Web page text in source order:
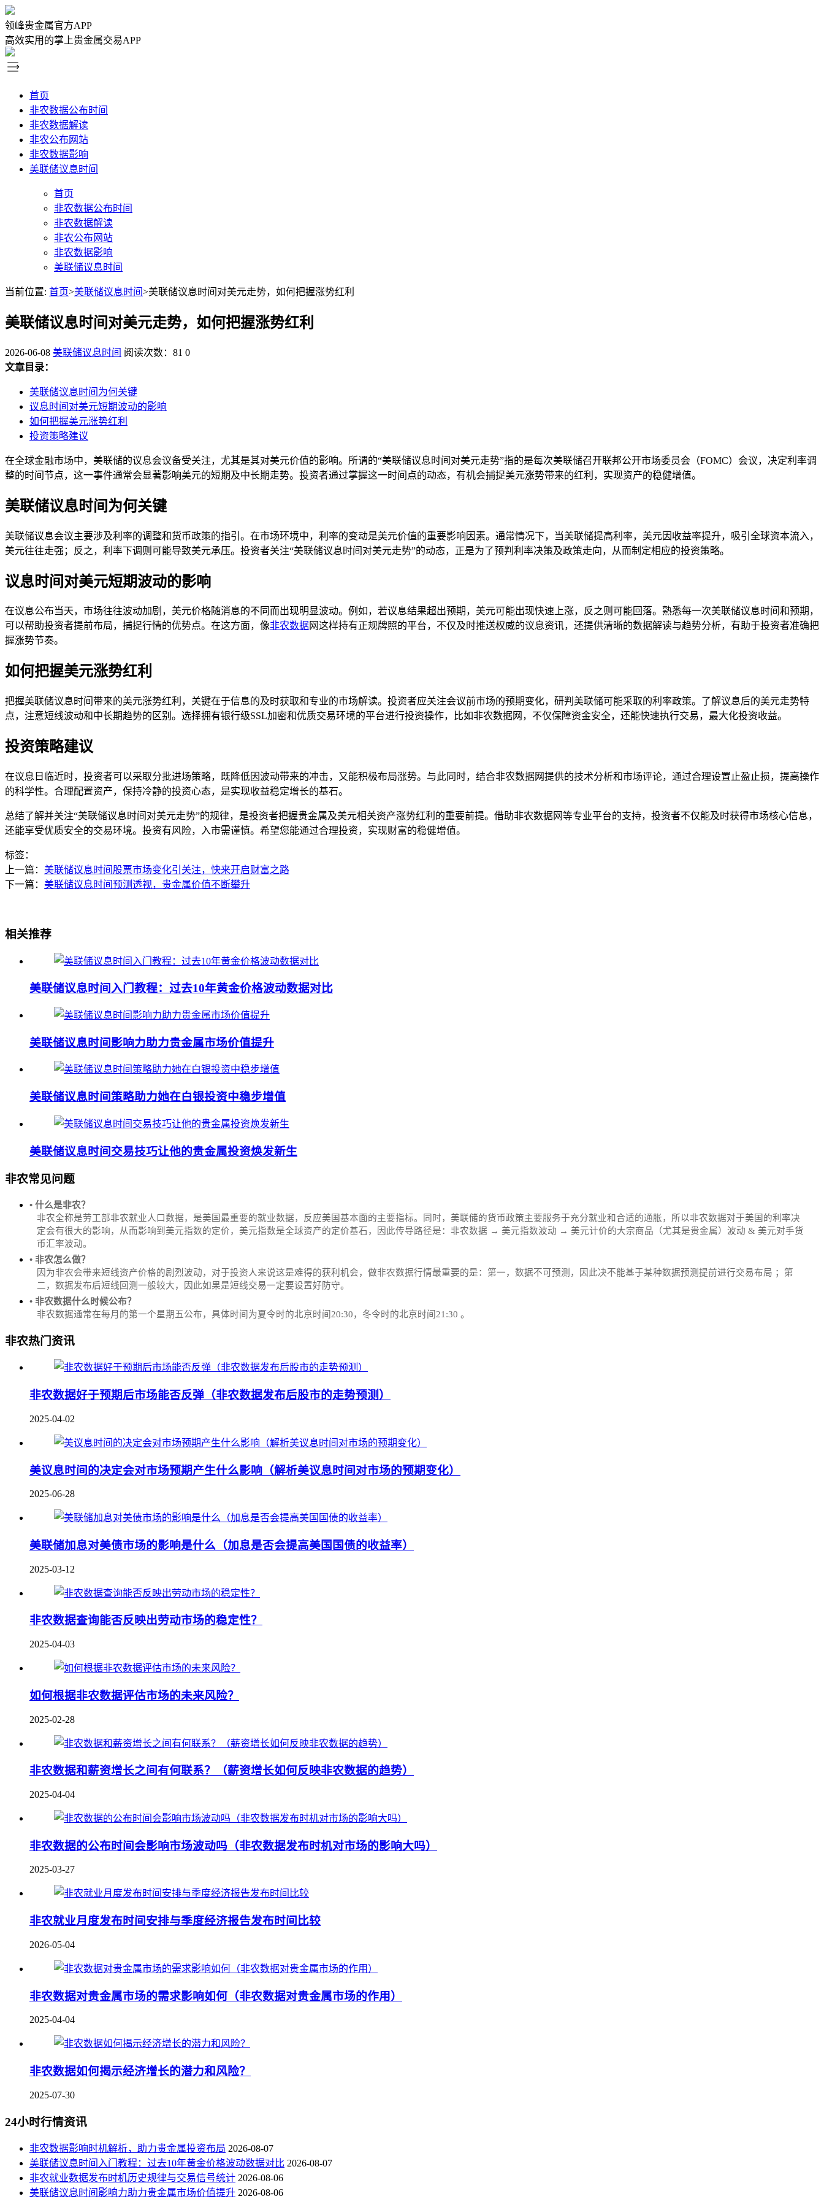
领峰贵金属官方APP
高效实用的掌上贵金属交易APP
首页
非农数据公布时间
非农数据解读
非农公布网站
非农数据影响
美联储议息时间
首页
非农数据公布时间
非农数据解读
非农公布网站
非农数据影响
美联储议息时间
当前位置: 首页>美联储议息时间>美联储议息时间对美元走势，如何把握涨势红利
美联储议息时间对美元走势，如何把握涨势红利
2026-06-08 美联储议息时间 阅读次数：81 0
文章目录：
美联储议息时间为何关键
议息时间对美元短期波动的影响
如何把握美元涨势红利
投资策略建议
在全球金融市场中，美联储的议息会议备受关注，尤其是其对美元价值的影响。所谓的“美联储议息时间对美元走势”指的是每次美联储召开联邦公开市场委员会（FOMC）会议，决定利率调
整的时间节点，这一事件通常会显著影响美元的短期及中长期走势。投资者通过掌握这一时间点的动态，有机会捕捉美元涨势带来的红利，实现资产的稳健增值。
美联储议息时间为何关键
美联储议息会议主要涉及利率的调整和货币政策的指引。在市场环境中，利率的变动是美元价值的重要影响因素。通常情况下，当美联储提高利率，美元因收益率提升，吸引全球资本流入，
美元往往走强；反之，利率下调则可能导致美元承压。投资者关注“美联储议息时间对美元走势”的动态，正是为了预判利率决策及政策走向，从而制定相应的投资策略。
议息时间对美元短期波动的影响
在议息公布当天，市场往往波动加剧，美元价格随消息的不同而出现明显波动。例如，若议息结果超出预期，美元可能出现快速上涨，反之则可能回落。熟悉每一次美联储议息时间和预期，
可以帮助投资者提前布局，捕捉行情的优势点。在这方面，像非农数据网这样持有正规牌照的平台，不仅及时推送权威的议息资讯，还提供清晰的数据解读与趋势分析，有助于投资者准确把
握涨势节奏。
如何把握美元涨势红利
把握美联储议息时间带来的美元涨势红利，关键在于信息的及时获取和专业的市场解读。投资者应关注会议前市场的预期变化，研判美联储可能采取的利率政策。了解议息后的美元走势特
点，注意短线波动和中长期趋势的区别。选择拥有银行级SSL加密和优质交易环境的平台进行投资操作，比如非农数据网，不仅保障资金安全，还能快速执行交易，最大化投资收益。
投资策略建议
在议息日临近时，投资者可以采取分批进场策略，既降低因波动带来的冲击，又能积极布局涨势。与此同时，结合非农数据网提供的技术分析和市场评论，通过合理设置止盈止损，提高操作
的科学性。合理配置资产，保持冷静的投资心态，是实现收益稳定增长的基石。
总结了解并关注“美联储议息时间对美元走势”的规律，是投资者把握贵金属及美元相关资产涨势红利的重要前提。借助非农数据网等专业平台的支持，投资者不仅能及时获得市场核心信息，
还能享受优质安全的交易环境。投资有风险，入市需谨慎。希望您能通过合理投资，实现财富的稳健增值。
标签：
上一篇： 美联储议息时间股票市场变化引关注，快来开启财富之路
下一篇： 美联储议息时间预测透视，贵金属价值不断攀升
相关推荐
美联储议息时间入门教程：过去10年黄金价格波动数据对比
美联储议息时间影响力助力贵金属市场价值提升
美联储议息时间策略助力她在白银投资中稳步增值
美联储议息时间交易技巧让他的贵金属投资焕发新生
非农常见问题
• 什么是非农？
非农全称是劳工部非农就业人口数据，是美国最重要的就业数据，反应美国基本面的主要指标。同时，美联储的货币政策主要服务于充分就业和合适的通胀，所以非农数据对于美国的利率决
定会有很大的影响，从而影响到美元指数的定价，美元指数是全球资产的定价基石，因此传导路径是：非农数据 → 美元指数波动 → 美元计价的大宗商品（尤其是贵金属）波动 & 美元对手货
币汇率波动。
• 非农怎么做？
因为非农会带来短线资产价格的剧烈波动，对于投资人来说这是难得的获利机会，做非农数据行情最重要的是：第一，数据不可预测，因此决不能基于某种数据预测提前进行交易布局 ；第
二，数据发布后短线回测一般较大，因此如果是短线交易一定要设置好防守。
• 非农数据什么时候公布？
‌非农数据通常在每月的第一个星期五公布，具体时间为夏令时的北京时间20:30，冬令时的北京时间21:30‌‌ 。
非农热门资讯
非农数据好于预期后市场能否反弹（非农数据发布后股市的走势预测）
2025-04-02
美议息时间的决定会对市场预期产生什么影响（解析美议息时间对市场的预期变化）
2025-06-28
美联储加息对美债市场的影响是什么（加息是否会提高美国国债的收益率）
2025-03-12
非农数据查询能否反映出劳动市场的稳定性？
2025-04-03
如何根据非农数据评估市场的未来风险？
2025-02-28
非农数据和薪资增长之间有何联系？（薪资增长如何反映非农数据的趋势）
2025-04-04
非农数据的公布时间会影响市场波动吗（非农数据发布时机对市场的影响大吗）
2025-03-27
非农就业月度发布时间安排与季度经济报告发布时间比较
2026-05-04
非农数据对贵金属市场的需求影响如何（非农数据对贵金属市场的作用）
2025-04-04
非农数据如何揭示经济增长的潜力和风险？
2025-07-30
24小时行情资讯
非农数据影响时机解析，助力贵金属投资布局 2026-08-07
美联储议息时间入门教程：过去10年黄金价格波动数据对比 2026-08-07
非农就业数据发布时机历史规律与交易信号统计 2026-08-06
美联储议息时间影响力助力贵金属市场价值提升 2026-08-06